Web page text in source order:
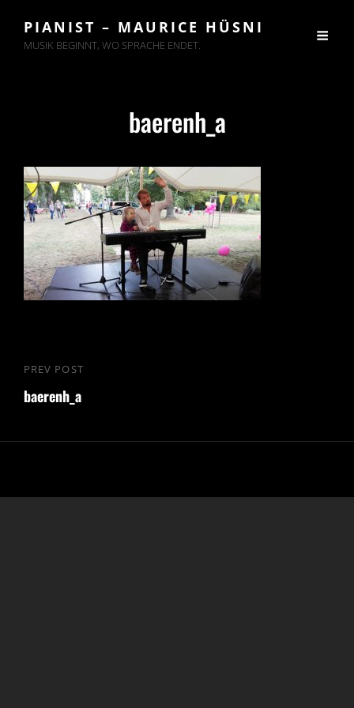
PIANIST – MAURICE HÜSNI
MUSIK BEGINNT, WO SPRACHE ENDET.
baerenh_a
Beitragsnavigation
Previous
Post
PREV POST
baerenh_a